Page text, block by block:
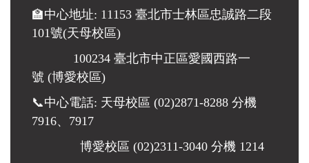
🏫中心地址: 11153 臺北市士林區忠誠路二段
101號(天母校區)
100234 臺北市中正區愛國西路一
號 (博愛校區)
📞中心電話: 天母校區 (02)2871-8288 分機
7916、7917
博愛校區 (02)2311-3040 分機 1214